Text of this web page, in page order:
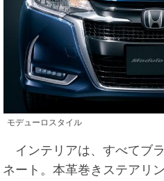
モデューロスタイル
インテリアは、すべてブ
ネート。本革巻きステアリ